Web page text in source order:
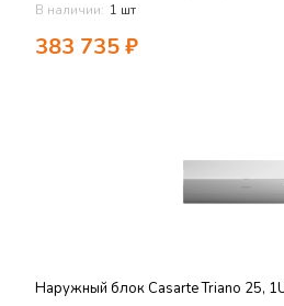
В наличии: 1 шт
383 735₽
Наружный блок Casarte Triano 25,